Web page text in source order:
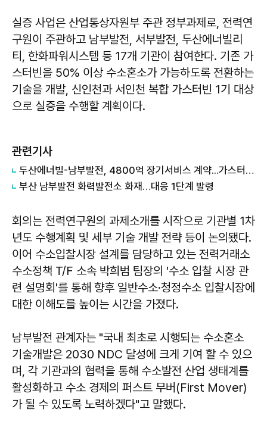
실증 사업은 산업통상자원부 주관 정부과제로, 전력연
구원이 주관하고 남부발전, 서부발전, 두산에너빌리
티, 한화파워시스템 등 17개 기관이 참여한다. 기존 가
스터빈을 50% 이상 수소혼소가 가능하도록 전환하는
기술을 개발, 신인천과 서인천 복합 가스터빈 1기 대상
으로 실증을 수행할 계획이다.
관련기사
두산에너빌-남부발전, 4800억 장기서비스 계약...가스터빈 밸류체인 확대
부산 남부발전 화력발전소 화재…대응 1단계 발령
회의는 전력연구원의 과제소개를 시작으로 기관별 1차
년도 수행계획 및 세부 기술 개발 전략 등이 논의됐다.
이어 수소입찰시장 설계를 담당하고 있는 전력거래소
수소정책 T/F 소속 박희범 팀장의 '수소 입찰 시장 관
련 설명회'를 통해 향후 일반수소·청정수소 입찰시장에
대한 이해도를 높이는 시간을 가졌다.
남부발전 관계자는 "국내 최초로 시행되는 수소혼소
기술개발은 2030 NDC 달성에 크게 기여 할 수 있으
며, 각 기관과의 협력을 통해 수소발전 산업 생태계를
활성화하고 수소 경제의 퍼스트 무버(First Mover)
가 될 수 있도록 노력하겠다"고 말했다.